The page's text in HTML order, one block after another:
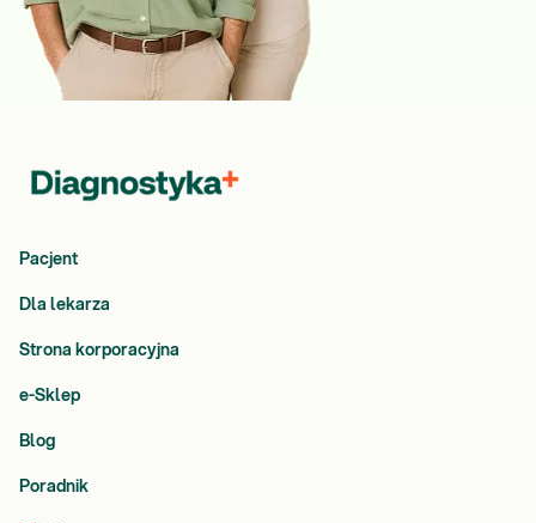
Pacjent
Dla lekarza
Strona korporacyjna
e-Sklep
Blog
Poradnik